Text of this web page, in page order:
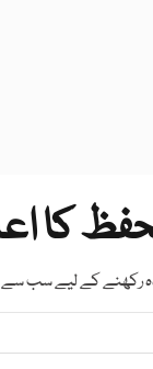
کا
رکھنے کے لیے سب